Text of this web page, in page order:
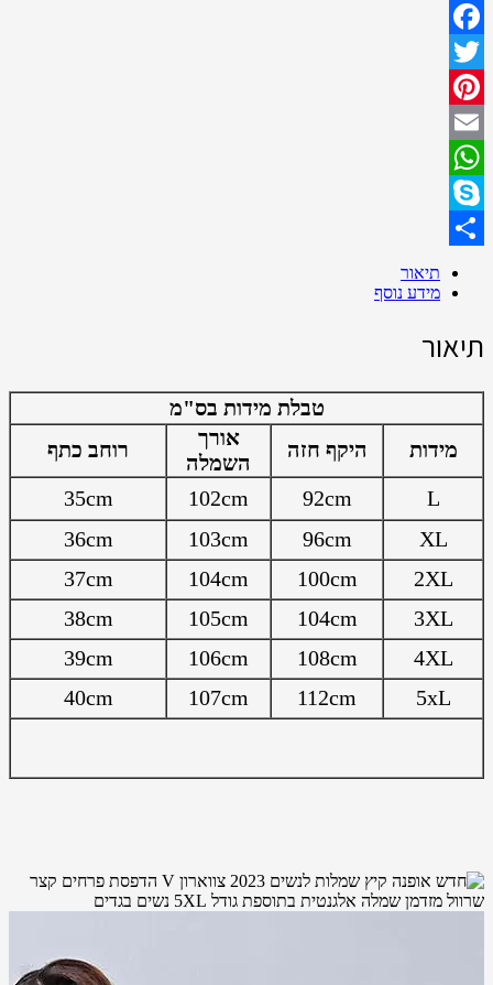
Facebook
Twitter
Pinterest
Email
WhatsApp
Skype
תיאור
מידע נוסף
תיאור
טבלת מידות בס"מ
מידות
היקף חזה
אורך
השמלה
רוחב כתף
L
92cm
102cm
35cm
XL
96cm
103cm
36cm
2XL
100cm
104cm
37cm
3XL
104cm
105cm
38cm
4XL
108cm
106cm
39cm
5xL
112cm
107cm
40cm